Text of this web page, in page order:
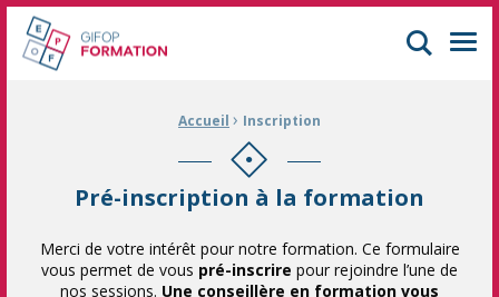
GIFOP Formation Centre de formation continue à Mulhouse
Accueil › Inscription
Pré-inscription à la formation
Merci de votre intérêt pour notre formation. Ce formulaire
vous permet de vous pré-inscrire pour rejoindre l’une de
nos sessions. Une conseillère en formation vous